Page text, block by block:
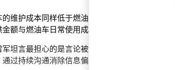
维护成本同样低于燃油车。由于动力系统结构
额与燃油车日常使用成本相当，这种"以养代供"
坦言最担心的是言论被误解或断章取义。"在
过持续沟通消除信息偏差。今年初他决定亲自